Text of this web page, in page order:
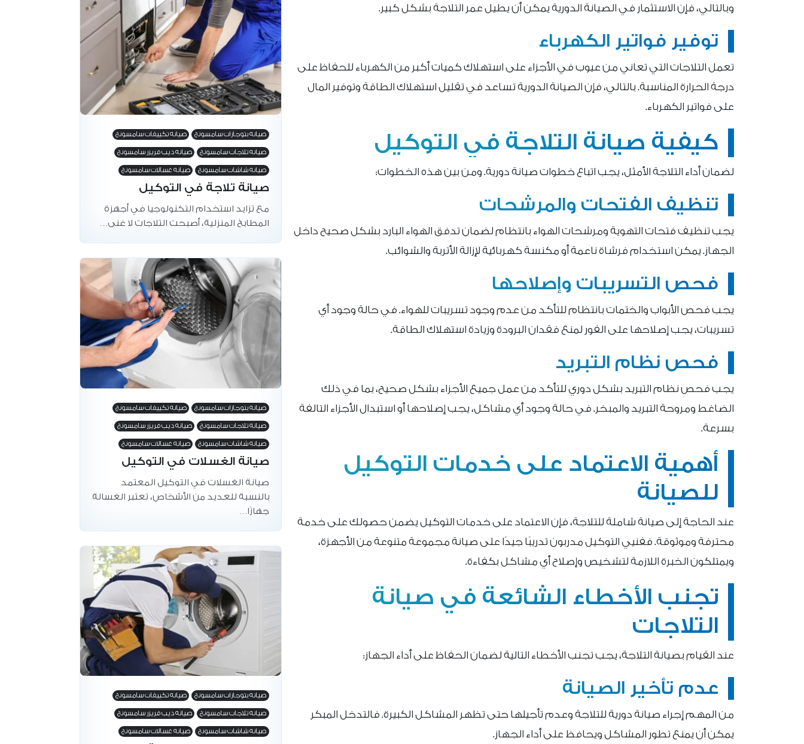
وبالتالي، فإن الاستثمار في الصيانة الدورية يمكن أن يطيل عمر التلاجة بشكل كبير.
توفير فواتير الكهرباء
تعمل التلاجات التي تعاني من عيوب في الأجزاء على استهلاك كميات أكبر من الكهرباء للحفاظ على
درجة الحرارة المناسبة. بالتالي، فإن الصيانة الدورية تساعد في تقليل استهلاك الطاقة وتوفير المال
على فواتير الكهرباء.
كيفية صيانة التلاجة في التوكيل
لضمان أداء التلاجة الأمثل، يجب اتباع خطوات صيانة دورية. ومن بين هذه الخطوات:
تنظيف الفتحات والمرشحات
يجب تنظيف فتحات التهوية ومرشحات الهواء بانتظام لضمان تدفق الهواء البارد بشكل صحيح داخل
الجهاز. يمكن استخدام فرشاة ناعمة أو مكنسة كهربائية لإزالة الأتربة والشوائب.
فحص التسريبات وإصلاحها
يجب فحص الأبواب والختمات بانتظام للتأكد من عدم وجود تسريبات للهواء. في حالة وجود أي
تسريبات، يجب إصلاحها على الفور لمنع فقدان البرودة وزيادة استهلاك الطاقة.
فحص نظام التبريد
يجب فحص نظام التبريد بشكل دوري للتأكد من عمل جميع الأجزاء بشكل صحيح، بما في ذلك
الضاغط ومروحة التبريد والمبخر. في حالة وجود أي مشاكل، يجب إصلاحها أو استبدال الأجزاء التالفة
بسرعة.
أهمية الاعتماد على خدمات التوكيل
للصيانة
عند الحاجة إلى صيانة شاملة للتلاجة، فإن الاعتماد على خدمات التوكيل يضمن حصولك على خدمة
محترفة وموثوقة. ففنيي التوكيل مدربون تدريبًا جيدًا على صيانة مجموعة متنوعة من الأجهزة،
ويمتلكون الخبرة اللازمة لتشخيص وإصلاح أي مشاكل بكفاءة.
تجنب الأخطاء الشائعة في صيانة
التلاجات
عند القيام بصيانة التلاجة، يجب تجنب الأخطاء التالية لضمان الحفاظ على أداء الجهاز:
عدم تأخير الصيانة
من المهم إجراء صيانة دورية للتلاجة وعدم تأجيلها حتى تظهر المشاكل الكبيرة. فالتدخل المبكر
يمكن أن يمنع تطور المشاكل ويحافظ على أداء الجهاز.
صيانه بتوجازات سامسونج صيانه تكييفات سامسونج
صيانه تلاجات سامسونج صيانه ديب فريزر سامسونج
صيانه شاشات سامسونج صيانه غسالات سامسونج
صيانة تلاجة في التوكيل
مع تزايد استخدام التكنولوجيا في أجهزة
المطابخ المنزلية، أصبحت التلاجات لا غنى…
صيانه بتوجازات سامسونج صيانه تكييفات سامسونج
صيانه تلاجات سامسونج صيانه ديب فريزر سامسونج
صيانه شاشات سامسونج صيانه غسالات سامسونج
صيانة الغسلات في التوكيل
صيانة الغسلات في التوكيل المعتمد
بالنسبة للعديد من الأشخاص، تعتبر الغسالة
جهازًا…
صيانه بتوجازات سامسونج صيانه تكييفات سامسونج
صيانه تلاجات سامسونج صيانه ديب فريزر سامسونج
صيانه شاشات سامسونج صيانه غسالات سامسونج